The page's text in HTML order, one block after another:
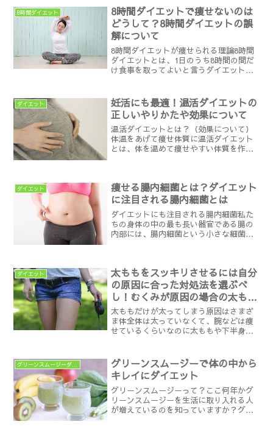
す。ただし、ケトジェニックダイエット
は細かいカロリー制限や食...
8時間ダイエット
8時間ダイエットで痩せないのは
どうして？8時間ダイエットの誤
解について
8時間ダイエットが痩せられる理論8時間
ダイエットとは、1日のうち8時間の間だ
け食事を取ってよいと言うダイエット方
間の間であれば、食べてはいけない食品
もありません。ケ...
ダイエット
妊活にも最適！温活ダイエットの
正しいやりかたや効果について
温活ダイエットとは？（効果について）
体温をあげて痩せ体質に温活ダイエット
とは、体を温めて痩せやすい体質を作り
す。＾体を温めるだけでダ...
ダイエット
痩せる腸内細菌とは？ダイエット
に注目される腸内細菌とは
ダイエットにも注目される腸内細菌私た
ちの身体の中の最も長い器官である腸の
内部には、腸内細菌という小さな細菌が
といわれています10...
ダイエット
太ももをスッキリさせるには自分
の原因に合った対処法を選ぶべ
し！むくみが原因の場合の太もも
を細くする方法
太ももだけが太ってしまう原因はさまざ
ま体全体は太っていなくて、腕などは痩
せているくらいなのに太ももや下半身だ
さまざまなものがあります。太ももが太
くなる原因は主に、以下の...
グリーンスムージーダイエット
グリーンスムージーで体の中から
キレイにダイエット
グリーンスムージーって？ここ何年かグ
リーンスムージーを生活に取り入れる人
が増えているのを知っていますか？グリ